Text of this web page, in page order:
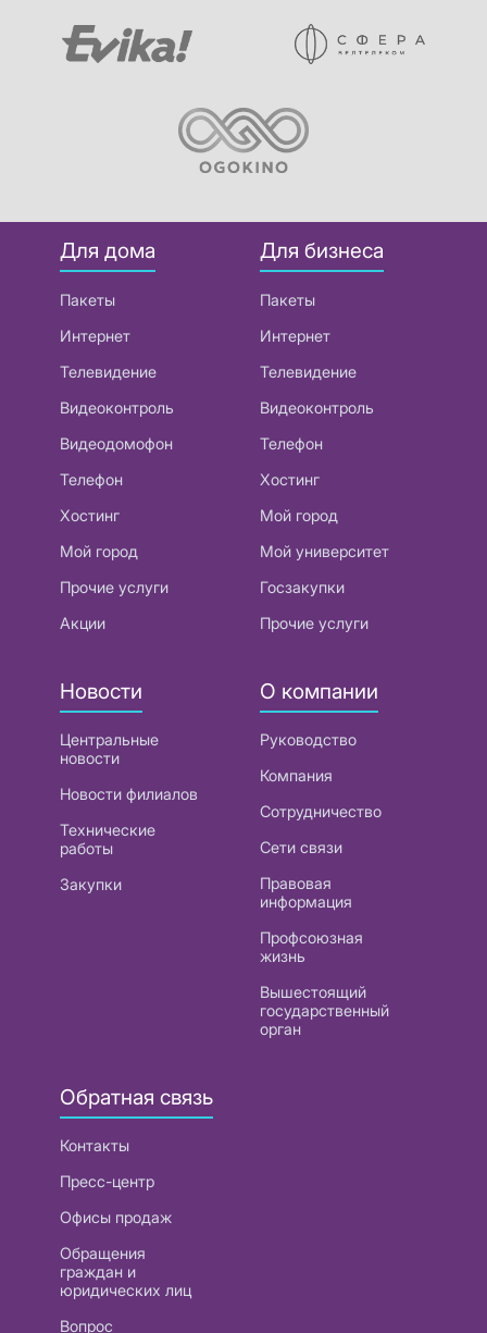
Для дома
Пакеты
Интернет
Телевидение
Видеоконтроль
Видеодомофон
Телефон
Хостинг
Мой город
Прочие услуги
Акции
Для бизнеса
Пакеты
Интернет
Телевидение
Видеоконтроль
Телефон
Хостинг
Мой город
Мой университет
Госзакупки
Прочие услуги
Новости
Центральные
новости
Новости филиалов
Технические
работы
Закупки
О компании
Руководство
Компания
Сотрудничество
Сети связи
Правовая
информация
Профсоюзная
жизнь
Вышестоящий
государственный
орган
Обратная связь
Контакты
Пресс-центр
Офисы продаж
Обращения
граждан и
юридических лиц
Вопрос